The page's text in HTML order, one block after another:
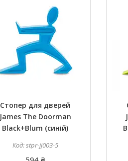
Стопер для дверей
James The Doorman
Black+Blum (синій)
stpr-jj003-5